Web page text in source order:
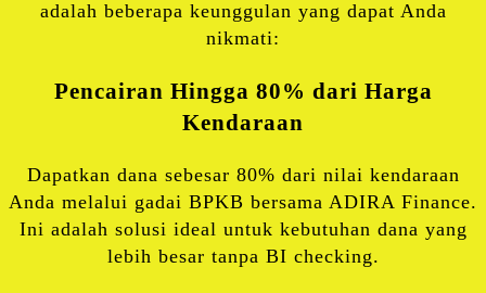
adalah beberapa keunggulan yang dapat Anda
nikmati:
Pencairan Hingga 80% dari Harga
Kendaraan
Dapatkan dana sebesar 80% dari nilai kendaraan
Anda melalui gadai BPKB bersama ADIRA Finance.
Ini adalah solusi ideal untuk kebutuhan dana yang
lebih besar tanpa BI checking.